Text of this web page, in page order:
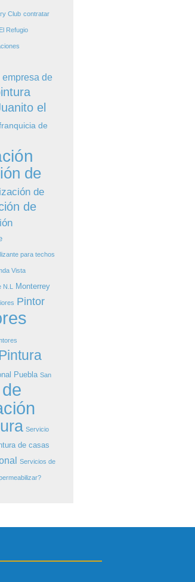
Club contratar
El Refugio
empresa de
el
de
de
de
de
para techos
Vista
N.L Monterrey
Pintor
Pintura
Puebla San
Servicio
de casas
Servicios de